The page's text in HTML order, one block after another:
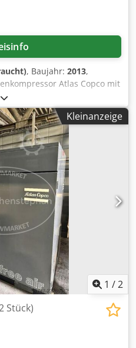
, Baujahr: 2013,
Atlas Copco mit
11kW,
12,75bar,
Betriebsstunden:
vor Ort ist
Kleinanzeige
1 /2
Stück)